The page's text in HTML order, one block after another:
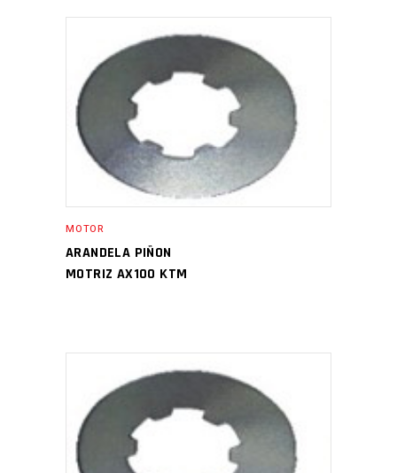
MOTOR
ARANDELA PIÑON
MOTRIZ AX100 KTM